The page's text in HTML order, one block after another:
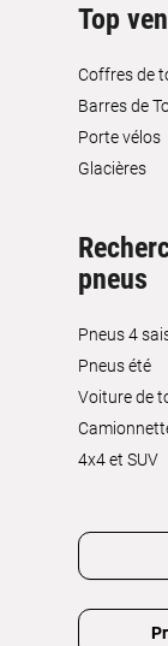
Top
Coffres de
Barres de
Porte vélos
Glacières
pneus
Pneus 4
Pneus été
Voiture de
4x4 et SUV